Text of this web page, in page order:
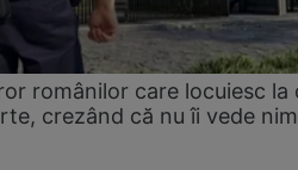
românilor care locuiesc la
crezând că nu îi vede